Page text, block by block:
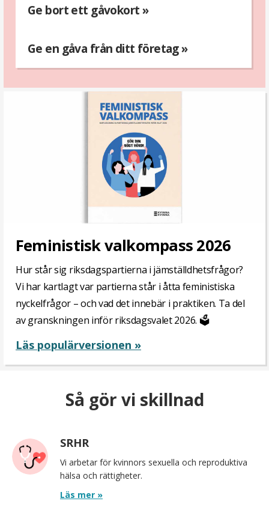
Ge bort ett gåvokort »
Ge en gåva från ditt företag »
Feministisk valkompass 2026
Hur står sig riksdagspartierna i jämställdhetsfrågor?
Vi har kartlagt var partierna står i åtta feministiska
nyckelfrågor – och vad det innebär i praktiken. Ta del
av granskningen inför riksdagsvalet 2026. 🗳️
Läs populärversionen »
Så gör vi skillnad
SRHR
Vi arbetar för kvinnors sexuella och reproduktiva
hälsa och rättigheter.
Läs mer »